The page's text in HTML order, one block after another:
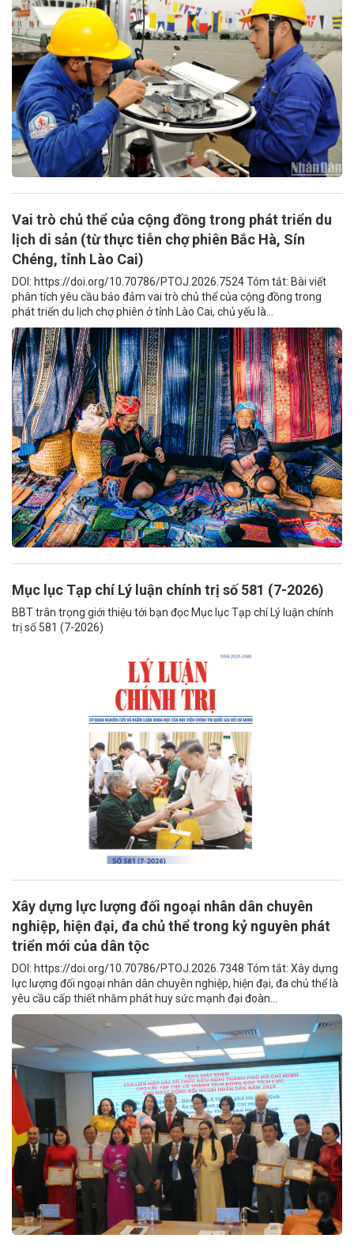
Vai trò chủ thể của cộng đồng trong phát triển du
lịch di sản (từ thực tiễn chợ phiên Bắc Hà, Sín
Chéng, tỉnh Lào Cai)
DOI: https://doi.org/10.70786/PTOJ.2026.7524 Tóm tắt: Bài viết
phân tích yêu cầu bảo đảm vai trò chủ thể của cộng đồng trong
phát triển du lịch chợ phiên ở tỉnh Lào Cai, chủ yếu là...
Mục lục Tạp chí Lý luận chính trị số 581 (7-2026)
BBT trân trọng giới thiệu tới bạn đọc Mục lục Tạp chí Lý luận chính
trị số 581 (7-2026)
Xây dựng lực lượng đối ngoại nhân dân chuyên
nghiệp, hiện đại, đa chủ thể trong kỷ nguyên phát
triển mới của dân tộc
DOI: https://doi.org/10.70786/PTOJ.2026.7348 Tóm tắt: Xây dựng
lực lượng đối ngoại nhân dân chuyên nghiệp, hiện đại, đa chủ thể là
yêu cầu cấp thiết nhằm phát huy sức mạnh đại đoàn...